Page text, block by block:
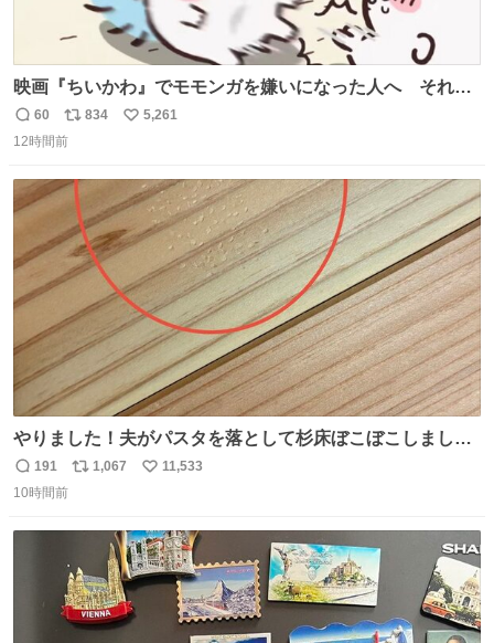
映画『ちいかわ』でモモンガを嫌いになった人へ それで
も愛される理由と可能性 kai-you.net/article/96186 『映画
ちいかわ 人魚の島のひみつ』を3回観て、原作も追ってい
す。ちいかわ初心者向けです🖊
返
信
60
リ
ポ
ト
数
834
い
数
5,261
12時間前
やりました！夫がパスタを落として杉床ぼこぼこしまし
た！よかったーーー！ファーストぼこぼこ自分じゃなく
て！これで第二波いつでもいけます！！！✌️いやーほっと
は乾燥パスタに負けます。豆腐くらいやわやわです。
返
信
191
リ
数
1,067
い
数
11,533
10時間前